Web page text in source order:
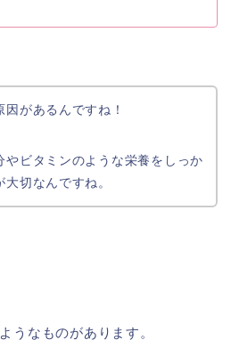
因があるんですね！
やビタミンのような栄養をしっか
大切なんですね。
うなものがあります。